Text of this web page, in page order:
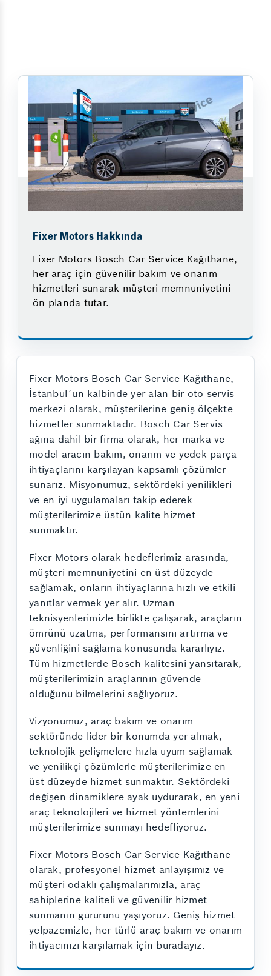
Fixer Motors Hakkında
Fixer Motors Bosch Car Service Kağıthane,
her araç için güvenilir bakım ve onarım
hizmetleri sunarak müşteri memnuniyetini
ön planda tutar.
Fixer Motors Bosch Car Service Kağıthane,
İstanbul´un kalbinde yer alan bir oto servis
merkezi olarak, müşterilerine geniş ölçekte
hizmetler sunmaktadır. Bosch Car Servis
ağına dahil bir firma olarak, her marka ve
model aracın bakım, onarım ve yedek parça
ihtiyaçlarını karşılayan kapsamlı çözümler
sunarız. Misyonumuz, sektördeki yenilikleri
ve en iyi uygulamaları takip ederek
müşterilerimize üstün kalite hizmet
sunmaktır.
Fixer Motors olarak hedeflerimiz arasında,
müşteri memnuniyetini en üst düzeyde
sağlamak, onların ihtiyaçlarına hızlı ve etkili
yanıtlar vermek yer alır. Uzman
teknisyenlerimizle birlikte çalışarak, araçların
ömrünü uzatma, performansını artırma ve
güvenliğini sağlama konusunda kararlıyız.
Tüm hizmetlerde Bosch kalitesini yansıtarak,
müşterilerimizin araçlarının güvende
olduğunu bilmelerini sağlıyoruz.
Vizyonumuz, araç bakım ve onarım
sektöründe lider bir konumda yer almak,
teknolojik gelişmelere hızla uyum sağlamak
ve yenilikçi çözümlerle müşterilerimize en
üst düzeyde hizmet sunmaktır. Sektördeki
değişen dinamiklere ayak uydurarak, en yeni
araç teknolojileri ve hizmet yöntemlerini
müşterilerimize sunmayı hedefliyoruz.
Fixer Motors Bosch Car Service Kağıthane
olarak, profesyonel hizmet anlayışımız ve
müşteri odaklı çalışmalarımızla, araç
sahiplerine kaliteli ve güvenilir hizmet
sunmanın gururunu yaşıyoruz. Geniş hizmet
yelpazemizle, her türlü araç bakım ve onarım
ihtiyacınızı karşılamak için buradayız.